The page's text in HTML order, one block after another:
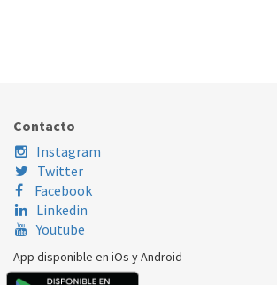
BOSCH
BOSCH
BOSCH
Contacto
Instagram
Twitter
Facebook
Linkedin
Youtube
App disponible en iOs y Android